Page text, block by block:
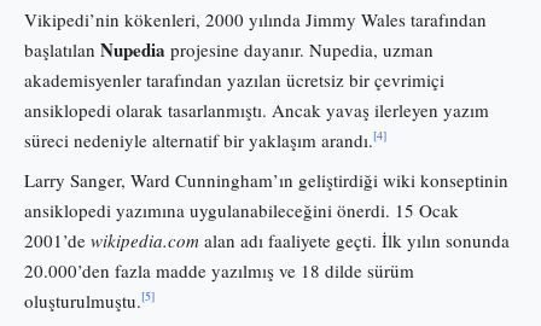
Vikipedi’nin kökenleri, 2000 yılında Jimmy Wales tarafından
başlatılan Nupedia projesine dayanır. Nupedia, uzman
akademisyenler tarafından yazılan ücretsiz bir çevrimiçi
ansiklopedi olarak tasarlanmıştı. Ancak yavaş ilerleyen yazım
süreci nedeniyle alternatif bir yaklaşım arandı.[4]
Larry Sanger, Ward Cunningham’ın geliştirdiği wiki konseptinin
ansiklopedi yazımına uygulanabileceğini önerdi. 15 Ocak
2001’de wikipedia.com alan adı faaliyete geçti. İlk yılın sonunda
20.000’den fazla madde yazılmış ve 18 dilde sürüm
oluşturulmuştu.[5]